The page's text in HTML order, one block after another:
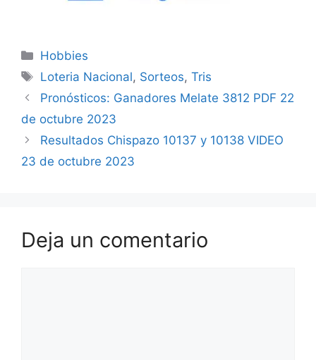
Categorías
Hobbies
Etiquetas
Loteria Nacional, Sorteos,Tris
Pronósticos: Ganadores Melate 3812 PDF 22
de octubre 2023
Resultados Chispazo 10137 y 10138 VIDEO
23 de octubre 2023
Deja un comentario